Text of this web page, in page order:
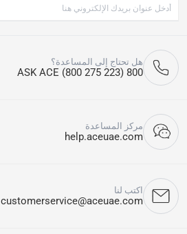
هل تحتاج إلى المساعدة؟
800 ASK ACE (800 275 223)
مركز المساعدة
help.aceuae.com
اكتب لنا
customerservice@aceuae.com